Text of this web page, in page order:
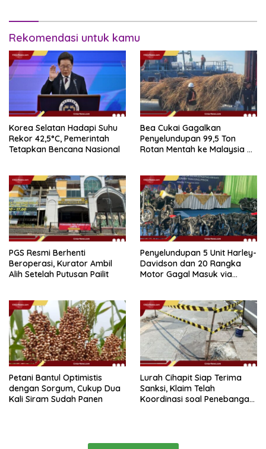
Rekomendasi untuk kamu
Korea Selatan Hadapi Suhu
Rekor 42,5°C, Pemerintah
Tetapkan Bencana Nasional
Bea Cukai Gagalkan
Penyelundupan 99,5 Ton
Rotan Mentah ke Malaysia di
PGS Resmi Berhenti
Beroperasi, Kurator Ambil
Alih Setelah Putusan Pailit
Penyelundupan 5 Unit Harley-
Davidson dan 20 Rangka
Motor Gagal Masuk via
Petani Bantul Optimistis
dengan Sorgum, Cukup Dua
Kali Siram Sudah Panen
Lurah Cihapit Siap Terima
Sanksi, Klaim Telah
Koordinasi soal Penebangan